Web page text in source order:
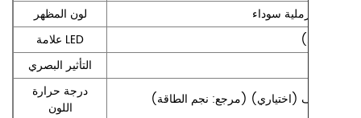
‏لون المظهر‏
حبيبات رملية سوداء‏
(اختياري)‏
‏التأثير البصري‏
‏درجة حرارة
اللون‏